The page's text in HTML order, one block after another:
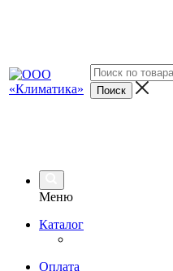
Меню
Каталог
Оплата